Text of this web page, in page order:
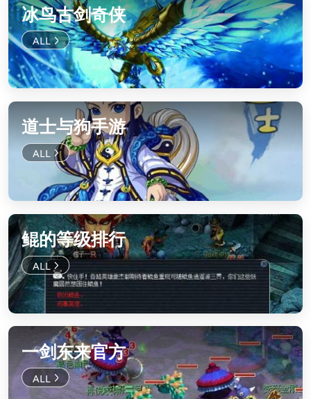
冰鸟古剑奇侠
道士与狗手游
鲲的等级排行
一剑东来官方